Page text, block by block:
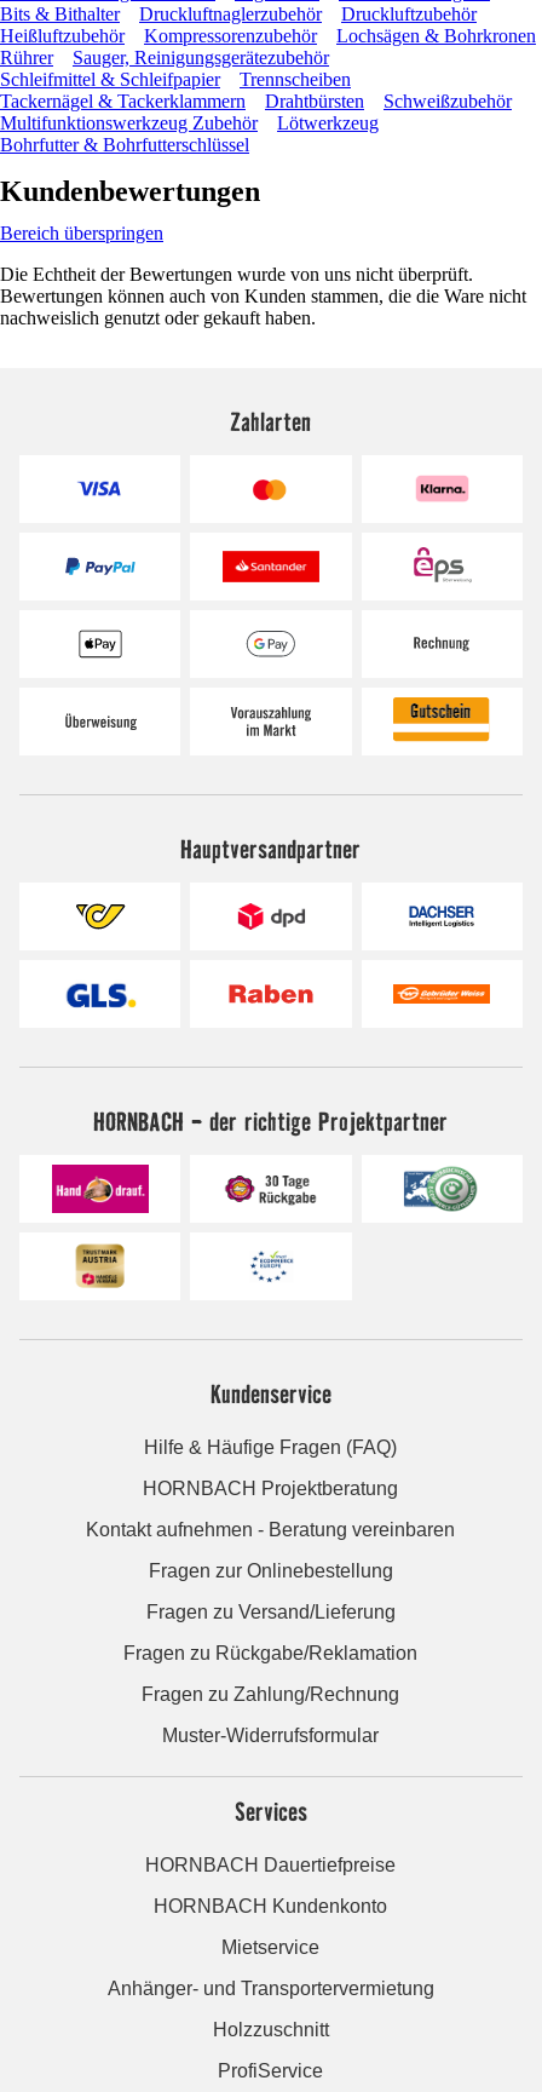
Bits & Bithalter
Druckluftnaglerzubehör
Druckluftzubehör
Heißluftzubehör
Kompressorenzubehör
Lochsägen & Bohrkronen
Rührer
Sauger, Reinigungsgerätezubehör
Schleifmittel & Schleifpapier
Trennscheiben
Tackernägel & Tackerklammern
Drahtbürsten
Schweißzubehör
Multifunktionswerkzeug Zubehör
Lötwerkzeug
Bohrfutter & Bohrfutterschlüssel
Kundenbewertungen
Bereich überspringen
Die Echtheit der Bewertungen wurde von uns nicht überprüft.
Bewertungen können auch von Kunden stammen, die die Ware nicht
nachweislich genutzt oder gekauft haben.
Zahlarten
Hauptversandpartner
HORNBACH - der richtige Projektpartner
Kundenservice
Hilfe & Häufige Fragen (FAQ)
HORNBACH Projektberatung
Kontakt aufnehmen - Beratung vereinbaren
Fragen zur Onlinebestellung
Fragen zu Versand/Lieferung
Fragen zu Rückgabe/Reklamation
Fragen zu Zahlung/Rechnung
Muster-Widerrufsformular
Services
HORNBACH Dauertiefpreise
HORNBACH Kundenkonto
Mietservice
Anhänger- und Transportervermietung
Holzzuschnitt
ProfiService